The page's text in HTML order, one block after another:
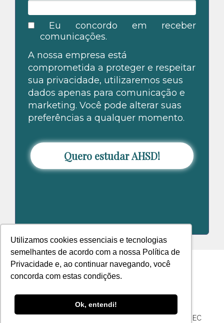
Utilizamos cookies essenciais e tecnologias
semelhantes de acordo com a nossa Política de
Privacidade e, ao continuar navegando, você
concorda com estas condições.
Ok, entendi!
Eu concordo em receber
comunicações.
A nossa empresa está
comprometida a proteger e respeitar
sua privacidade, utilizaremos seus
dados apenas para comunicação e
marketing. Você pode alterar suas
preferências a qualquer momento.
Quero estudar AHSD!
Confira nosso Instagram
Registro no portal e-MEC
Matricule-se